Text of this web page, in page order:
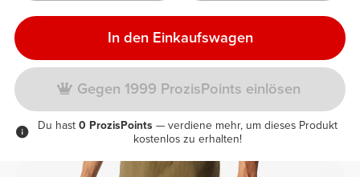
In den Einkaufswagen
Gegen 1999 ProzisPoints einlösen
Du hast 0 ProzisPoints — verdiene mehr, um dieses Produkt
kostenlos zu erhalten!